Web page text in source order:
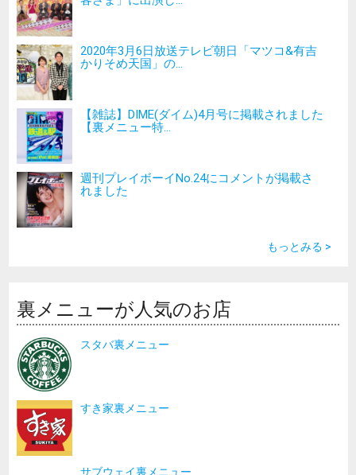
2020年3月6日放送テレビ朝日「マツコ&有吉
かりそめ天国」の...
【雑誌】DIME(ダイム)4月号に掲載されました
【裏メニュー特...
週刊プレイボーイNo.24にコメントが掲載さ
れました
もっとみる >
裏メニューが人気のお店
スタバ裏メニュー
すき家裏メニュー
サブウェイ裏メニュー